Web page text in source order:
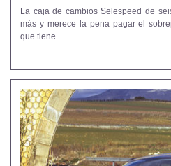
La caja de cambios Selespeed de
más y merece la pena pagar el
que tiene.